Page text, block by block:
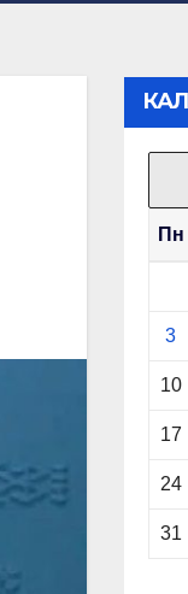
Пн
3
10
17
24
31